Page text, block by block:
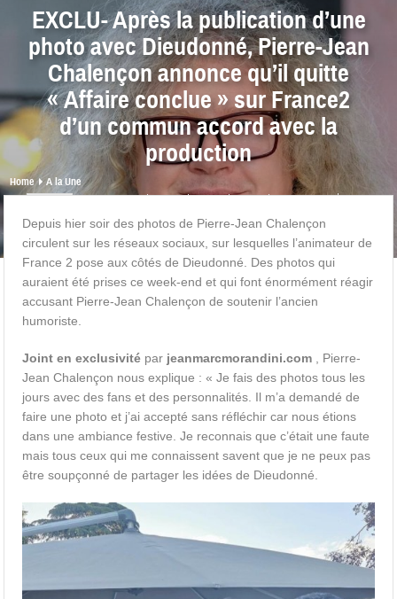
– Rédacteur en chef d’Israël Actualités L’Iran menace de frapper Tel-
EXCLU- Après la publication d’une
photo avec Dieudonné, Pierre-Jean
Chalençon annonce qu’il quitte
« Affaire conclue » sur France2
d’un commun accord avec la
production
Home A la Une
Depuis hier soir des photos de Pierre-Jean Chalençon
circulent sur les réseaux sociaux, sur lesquelles l’animateur de
France 2 pose aux côtés de Dieudonné. Des photos qui
auraient été prises ce week-end et qui font énormément réagir
accusant Pierre-Jean Chalençon de soutenir l’ancien
humoriste.
Joint en exclusivité par jeanmarcmorandini.com
, Pierre-
Jean Chalençon nous explique : « Je fais des photos tous les
jours avec des fans et des personnalités. Il m’a demandé de
faire une photo et j’ai accepté sans réfléchir car nous étions
dans une ambiance festive. Je reconnais que c’était une faute
mais tous ceux qui me connaissent savent que je ne peux pas
être soupçonné de partager les idées de Dieudonné.